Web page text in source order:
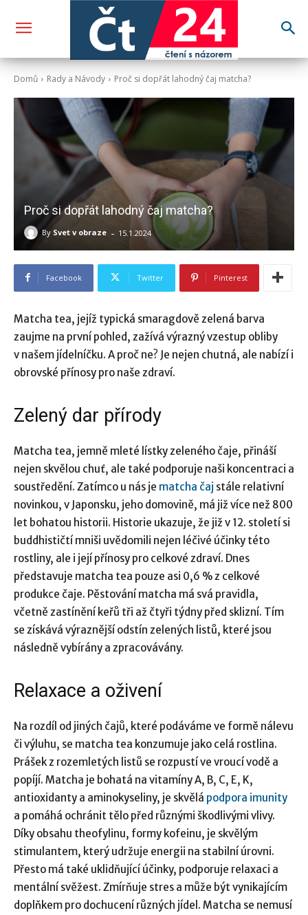
Domů Rady a Návody Proč si dopřát lahodný čaj matcha?
Proč si dopřát lahodný čaj matcha?
By Svet v obraze - 15.1.2024
Facebook Twitter Pinterest
Matcha tea, jejíž typická smaragdově zelená barva
zaujme na první pohled, zažívá výrazný vzestup obliby
v našem jídelníčku. A proč ne? Je nejen chutná, ale nabízí i
obrovské přínosy pro naše zdraví.
Zelený dar přírody
Matcha tea, jemně mleté lístky zeleného čaje, přináší
nejen skvělou chuť, ale také podporuje naši koncentraci a
soustředění. Zatímco u nás je matcha čaj stále relativní
novinkou, v Japonsku, jeho domovině, má již více než 800
let bohatou historii. Historie ukazuje, že již v 12. století si
buddhističtí mniši uvědomili nejen léčivé účinky této
rostliny, ale i její přínosy pro celkové zdraví. Dnes
představuje matcha tea pouze asi 0,6 % z celkové
produkce čaje. Pěstování matcha má svá pravidla,
včetně zastínění keřů tři až čtyři týdny před sklizní. Tím
se získává výraznější odstín zelených listů, které jsou
následně vybírány a zpracovávány.
Relaxace a oživení
Na rozdíl od jiných čajů, které podáváme ve formě nálevu
či výluhu, se matcha tea konzumuje jako celá rostlina.
Prášek z rozemletých listů se rozpustí ve vroucí vodě a
popíjí. Matcha je bohatá na vitamíny A, B, C, E, K,
antioxidanty a aminokyseliny, je skvělá podpora imunity
a pomáhá ochránit tělo před různými škodlivými vlivy.
Díky obsahu theofylinu, formy kofeinu, je skvělým
stimulantem, který udržuje energii na stabilní úrovni.
Přesto má také uklidňující účinky, podporuje relaxaci a
mentální svěžest. Zmírňuje stres a může být vynikajícím
doplňkem pro dochucení různých jídel. Matcha se nemusí